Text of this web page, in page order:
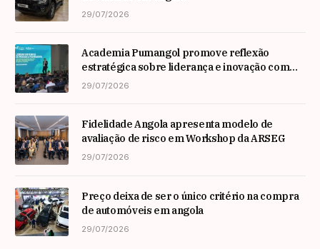
29/07/2026
Academia Pumangol promove reflexão
estratégica sobre liderança e inovação com
especialista internacional Nadim Habib
29/07/2026
Fidelidade Angola apresenta modelo de
avaliação de risco em Workshop da ARSEG
29/07/2026
Preço deixa de ser o único critério na compra
de automóveis em angola
29/07/2026